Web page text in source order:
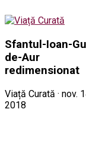
Sfantul-Ioan-
de-Aur
redimensionat
Viață Curată · nov.
2018